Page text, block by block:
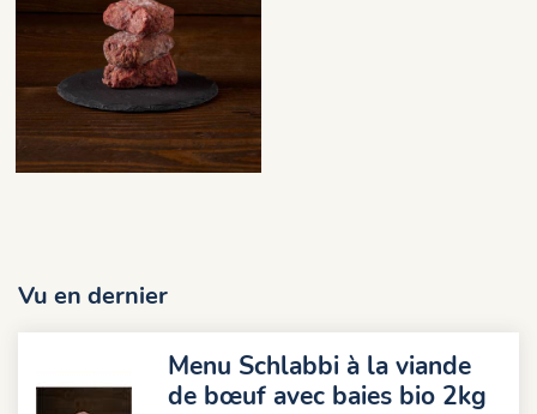
Vu en dernier
Menu Schlabbi à la viande
de bœuf avec baies bio 2kg